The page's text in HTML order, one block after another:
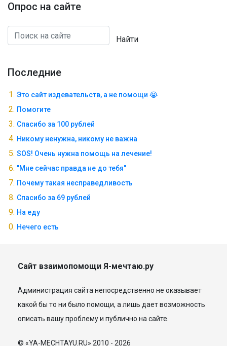
Опрос на сайте
Найти
Последние
Это сайт издевательств, а не помощи 😭
Помогите
Спасибо за 100 рублей
Никому ненужна, никому не важна
SOS! Очень нужна помощь на лечение!
"Мне сейчас правда не до тебя"
Почему такая несправедливость
Спасибо за 69 рублей
На еду
Нечего есть
Сайт взаимопомощи Я-мечтаю.ру
Администрация сайта непосредственно не оказывает
какой бы то ни было помощи, а лишь дает возможность
описать вашу проблему и публично на сайте.
© «YA-MECHTAYU.RU» 2010 - 2026